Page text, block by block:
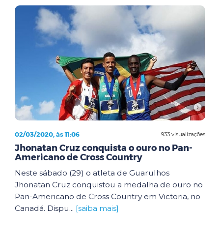
933 visualizações
02/03/2020, às 11:06
Jhonatan Cruz conquista o ouro no Pan-
Americano de Cross Country
Neste sábado (29) o atleta de Guarulhos
Jhonatan Cruz conquistou a medalha de ouro no
Pan-Americano de Cross Country em Victoria, no
Canadá. Dispu... [saiba mais]